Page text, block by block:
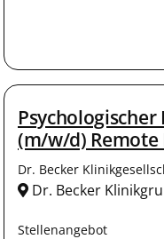
(m/w/d) Remote
Dr. Becker
Dr. Becker
Stellenangebot